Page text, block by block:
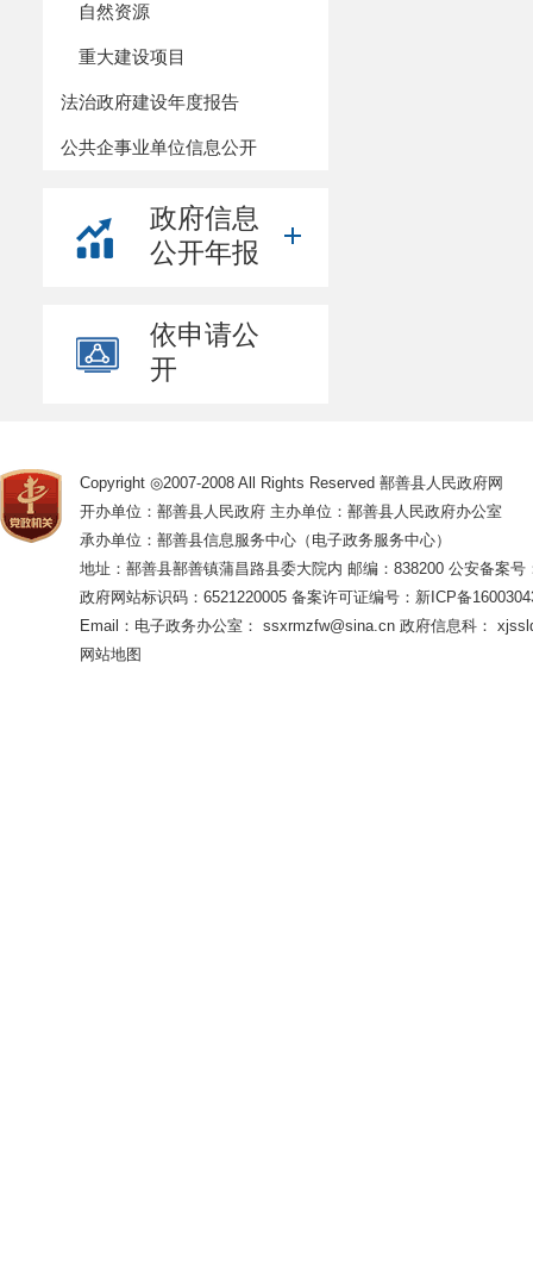
自然资源
重大建设项目
法治政府建设年度报告
公共企事业单位信息公开
政府信息
公开年报
依申请公
开
Copyright ◎2007-2008 All Rights Reserved 鄯善县人民政府网
开办单位：鄯善县人民政府 主办单位：鄯善县人民政府办公室
承办单位：鄯善县信息服务中心（电子政务服务中心）
地址：鄯善县鄯善镇蒲昌路县委大院内 邮编：838200 公安备案号
政府网站标识码：6521220005 备案许可证编号：新ICP备
Email：电子政务办公室： ssxrmzfw@sina.cn 政府信息科：
网站地图